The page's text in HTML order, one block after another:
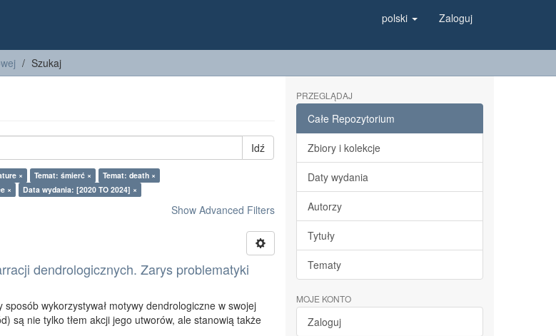
polski Zaloguj
Szukaj
Idź
× Temat: śmierć ×
Temat: death ×
× Data wydania: [2020 TO 2024] ×
Show Advanced Filters
dendrologicznych. Zarys problematyki
wykorzystywał motywy dendrologiczne w swojej
są nie tylko tłem akcji jego utworów, ale stanowią także
PRZEGLĄDAJ
Całe Repozytorium
Zbiory i kolekcje
Daty wydania
Autorzy
Tytuły
Tematy
MOJE KONTO
Zaloguj